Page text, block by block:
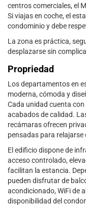
centros comerciales, el
Si viajas en coche, el
condominio y debe
La zona es práctica,
desplazarse sin
Propriedad
Los departamentos en
moderna, cómoda y
Cada unidad cuenta
acabados de calidad.
recámaras ofrecen
pensadas para
El edificio dispone de
acceso controlado,
facilitan la estancia.
pueden disfrutar de
acondicionado, WiFi de
disponibilidad del